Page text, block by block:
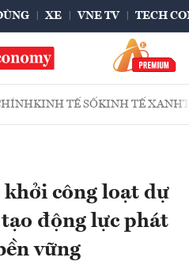
XE VNE TV TECH
KINH TẾ SỐKINH TẾ XANH
công loạt dự
động lực phát
vững